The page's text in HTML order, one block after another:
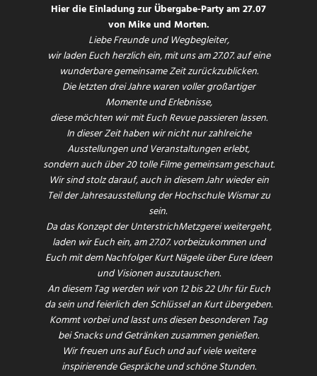
Hier die Einladung zur Übergabe-Party am 27.07
von Mike und Morten.
Liebe Freunde und Wegbegleiter,
wir laden Euch herzlich ein, mit uns am 27.07. auf eine
wunderbare gemeinsame Zeit zurückzublicken.
Die letzten drei Jahre waren voller großartiger
Momente und Erlebnisse,
diese möchten wir mit Euch Revue passieren lassen.
In dieser Zeit haben wir nicht nur zahlreiche
Ausstellungen und Veranstaltungen erlebt,
sondern auch über 20 tolle Filme gemeinsam geschaut.
Wir sind stolz darauf, auch in diesem Jahr wieder ein
Teil der Jahresausstellung der Hochschule Wismar zu
sein.
Da das Konzept der UnterstrichMetzgerei weitergeht,
laden wir Euch ein, am 27.07. vorbeizukommen und
Euch mit dem Nachfolger Kurt Nägele über Eure Ideen
und Visionen auszutauschen.
An diesem Tag werden wir von 12 bis 22 Uhr für Euch
da sein und feierlich den Schlüssel an Kurt übergeben.
Kommt vorbei und lasst uns diesen besonderen Tag
bei Snacks und Getränken zusammen genießen.
Wir freuen uns auf Euch und auf viele weitere
inspirierende Gespräche und schöne Stunden.